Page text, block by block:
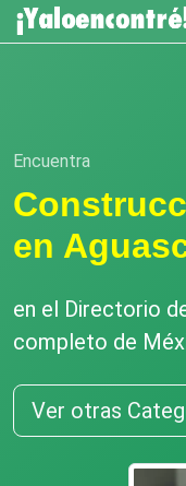
Encuentra
en
en el Directorio
completo de
Ver otras